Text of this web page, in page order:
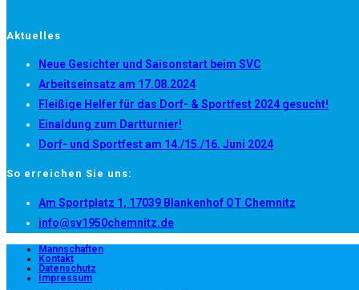
Aktuelles
Neue Gesichter und Saisonstart beim SVC
Arbeitseinsatz am 17.08.2024
Fleißige Helfer für das Dorf- & Sportfest 2024 gesucht!
Einaldung zum Dartturnier!
Dorf- und Sportfest am 14./15./16. Juni 2024
So erreichen Sie uns:
Am Sportplatz 1, 17039 Blankenhof OT Chemnitz
a
info@sv1950chemnitz.deOpens
in
Mannschaften
Kontakt
Datenschutz
Impressum